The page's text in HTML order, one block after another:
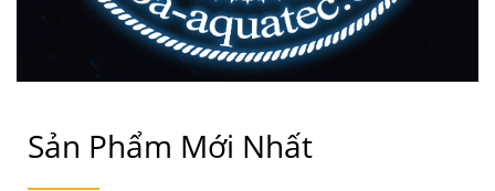
Sản Phẩm Mới Nhất